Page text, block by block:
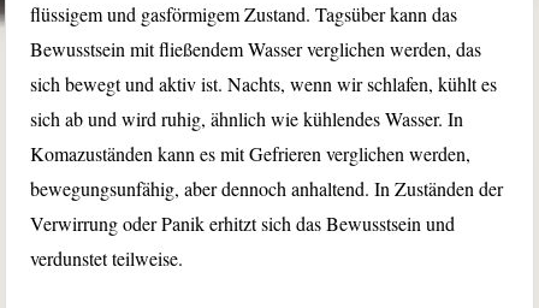
flüssigem und gasförmigem Zustand. Tagsüber kann das
Bewusstsein mit fließendem Wasser verglichen werden, das
sich bewegt und aktiv ist. Nachts, wenn wir schlafen, kühlt es
sich ab und wird ruhig, ähnlich wie kühlendes Wasser. In
Komazuständen kann es mit Gefrieren verglichen werden,
bewegungsunfähig, aber dennoch anhaltend. In Zuständen der
Verwirrung oder Panik erhitzt sich das Bewusstsein und
verdunstet teilweise.